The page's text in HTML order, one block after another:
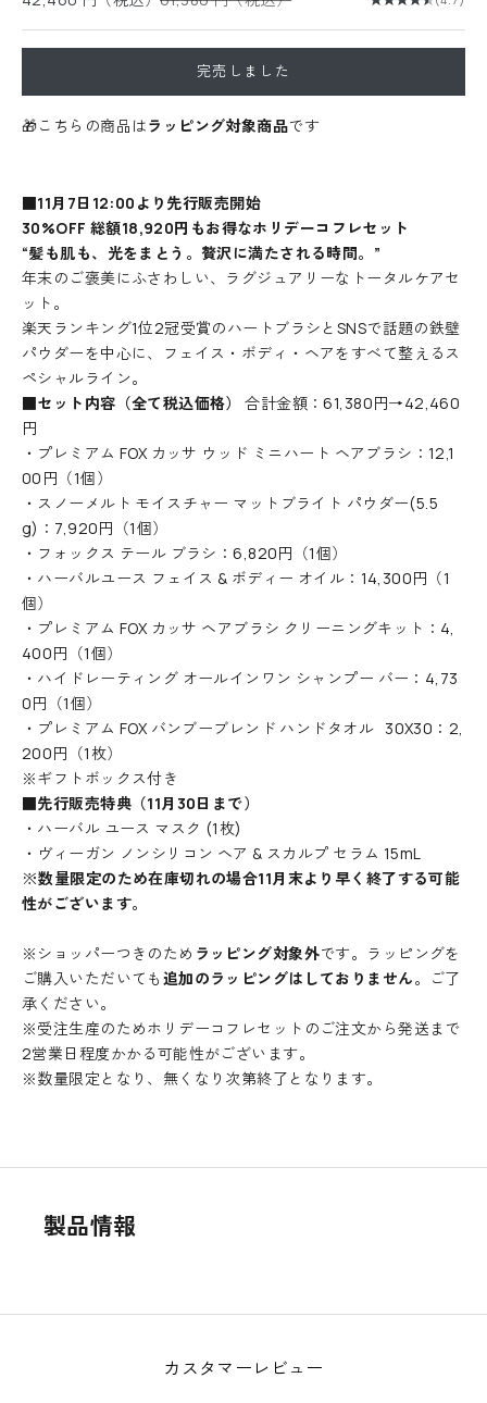
完売しました
🎁こちらの商品はラッピング対象商品です
■11月7日12:00より先行販売開始
30%OFF 総額18,920円 もお得なホリデーコフレセット
“髪も肌も、光をまとう。贅沢に満たされる時間。”
年末のご褒美にふさわしい、ラグジュアリーなトータルケアセ
ット。
楽天ランキング1位2冠受賞のハートブラシとSNSで話題の鉄壁
パウダーを中心に、フェイス・ボディ・ヘアをすべて整えるス
ペシャルライン。
■セット内容（全て税込価格）合計金額：61,380円→42,460
円
・プレミアム FOX カッサ ウッド ミニハート ヘアブラシ：12,1
00円（1個）
・スノーメルト モイスチャー マットブライト パウダー(5.5
g)：7,920円（1個）
・フォックス テール ブラシ：6,820円（1個）
・ハーバルユース フェイス & ボディー オイル：14,300円（1
個）
・ プレミアム FOX カッサ ヘアブラシ クリーニングキット：4,
400円（1個）
・ハイドレーティング オールインワン シャンプー バー：4,73
0円（1個）
・プレミアム FOX バンブーブレンド ハンドタオル 30X30：2,
200円（1枚）
※ギフトボックス付き
■先行販売特典（11月30日まで）
・ ハーバル ユース マスク (1枚)
・ヴィーガン ノンシリコン ヘア & スカルプ セラム 15mL
※数量限定のため在庫切れの場合11月末より早く終了する可能
性がございます。
※ショッパーつきのため ラッピング対象外です。ラッピングを
ご購入いただいても 追加のラッピングはしておりません。ご了
承ください。
※受注生産のためホリデーコフレセットのご注文から発送まで
2営業日程度かかる可能性がございます。
※数量限定となり、無くなり次第終了となります。
製品情報
カスタマーレビュー